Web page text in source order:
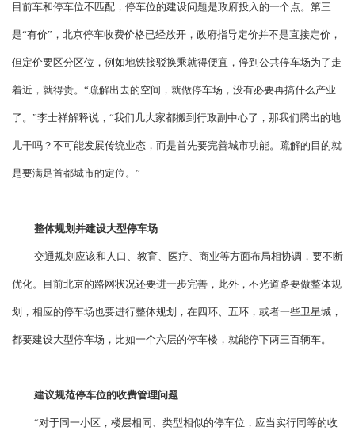
目前车和停车位不匹配，停车位的建设问题是政府投入的一个点。第三
是“有价”，北京停车收费价格已经放开，政府指导定价并不是直接定价，
但定价要区分区位，例如地铁接驳换乘就得便宜，停到公共停车场为了走
着近，就得贵。“疏解出去的空间，就做停车场，没有必要再搞什么产业
了。”李士祥解释说，“我们几大家都搬到行政副中心了，那我们腾出的地
儿干吗？不可能发展传统业态，而是首先要完善城市功能。疏解的目的就
是要满足首都城市的定位。”
整体规划并建设大型停车场
交通规划应该和人口、教育、医疗、商业等方面布局相协调，要不断
优化。目前北京的路网状况还要进一步完善，此外，不光道路要做整体规
划，相应的停车场也要进行整体规划，在四环、五环，或者一些卫星城，
都要建设大型停车场，比如一个六层的停车楼，就能停下两三百辆车。
建议规范停车位的收费管理问题
“对于同一小区，楼层相同、类型相似的停车位，应当实行同等的收